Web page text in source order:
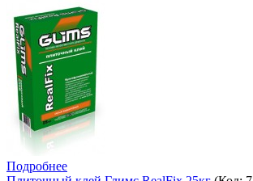
Подробнее